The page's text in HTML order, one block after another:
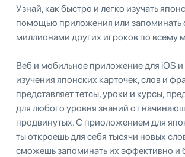
Узнай, как быстро и легко изучать
помощью приложения или запоминать
миллионами других игроков по всему
Веб и мобильное приложение для iOS и
изучения японских карточек, слов и
представляет тетсы, уроки и курсы,
для любого уровня знаний от
продвинутых. С приоложением для
ты откроешь для себя тысячи новых
сможешь запоминать их эффективно и